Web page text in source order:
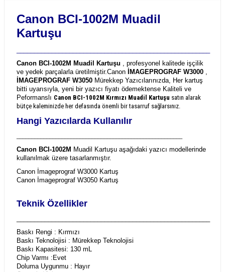
Canon BCI-1002M Muadil
Kartuşu
Canon BCI-1002M Muadil Kartuşu , profesyonel kalitede işçilik
ve yedek parçalarla üretilmiştir.Canon İMAGEPROGRAF W3000 ,
İMAGEPROGRAF W3050 Mürekkep Yazıcılarınızda, Her kartuş
bitti uyarısıyla, yeni bir yazıcı fiyatı ödemektense Kaliteli ve
Peformanslı Canon BCI-1002M Kırmızı Muadil Kartuşu satın alarak
bütçe kaleminizde her defasında önemli bir tasarruf sağlarsınız.
Hangi Yazıcılarda Kullanılır
Canon BCI-1002M Muadil Kartuşu aşağıdaki yazıcı modellerinde
kullanılmak üzere tasarlanmıştır.
Canon İmageprograf W3000 Kartuş
Canon İmageprograf W3050 Kartuş
Teknik Özellikler
Baskı Rengi : Kırmızı
Baskı Teknolojisi : Mürekkep Teknolojisi
Baskı Kapasitesi: 130 mL
Chip Varmı :Evet
Doluma Uygunmu : Hayır